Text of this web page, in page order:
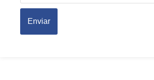
Enviar